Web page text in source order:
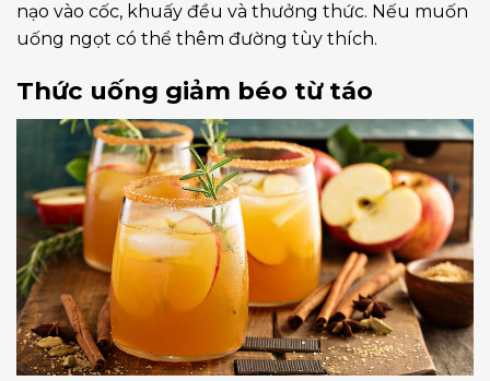
nạo vào cốc, khuấy đều và thưởng thức. Nếu muốn
uống ngọt có thể thêm đường tùy thích.
Thức uống giảm béo từ táo